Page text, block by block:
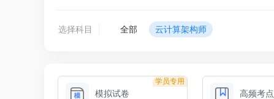
选择科目 全部 云计算架构师
学员专用
模拟试卷 高频考点